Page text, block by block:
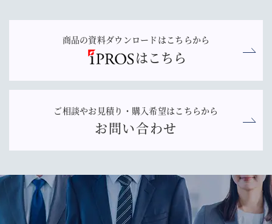
商品の資料ダウンロードはこちらから
はこちら
ご相談やお見積り・購入希望はこちらから
お問い合わせ